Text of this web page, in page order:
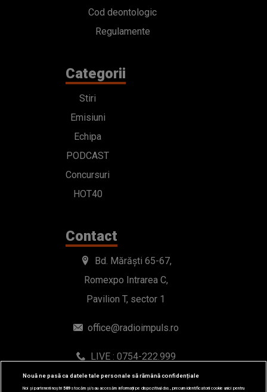
Cod deontologic
Regulamente
Categorii
Stiri
Emisiuni
Echipa
PODCAST
Concursuri
HOT40
Contact
Bd. Mărăști 65-67,
Romexpo Intrarea C,
Pavilion T, sector 1
office@radioimpuls.ro
LIVE : 0754-222.999
WhatsApp: 0754-222.999
Nouă ne pasă ca datele tale personale să rămână confidențiale
Noi și partenerii noștri589stocăm și/sau accesăm informații pe dispozitivul dvs., precum identificatorii cookie unici pentru